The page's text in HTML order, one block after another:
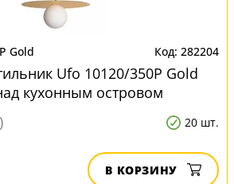
Gold 282204
Ufo 10120/350P Gold
кухонным островом
20 шт.
В КОРЗИНУ